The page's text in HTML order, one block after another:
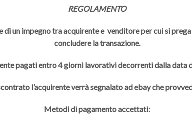
REGOLAMENTO
di un impegno tra acquirente e venditore per cui si
concludere la transazione.
pagati entro 4 giorni lavorativi decorrenti dalla data
l’acquirente verrà segnalato ad ebay che
Metodi di pagamento accettati: